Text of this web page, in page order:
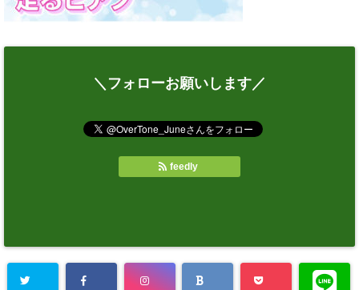
＼フォローお願いします／
feedly